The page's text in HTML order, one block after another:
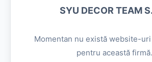
SYU DECOR TEAM
Momentan nu există website-
pentru această firmă.